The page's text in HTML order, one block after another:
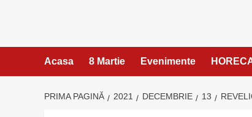
Acasa 8 Martie Evenimente
PRIMA PAGINĂ 2021 DECEMBRIE 13